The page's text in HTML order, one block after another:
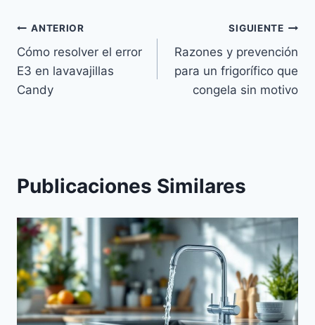
Navegación
de
entradas
ANTERIOR
Cómo resolver el error
E3 en lavavajillas
Candy
SIGUIENTE
Razones y prevención
para un frigorífico que
congela sin motivo
Publicaciones Similares